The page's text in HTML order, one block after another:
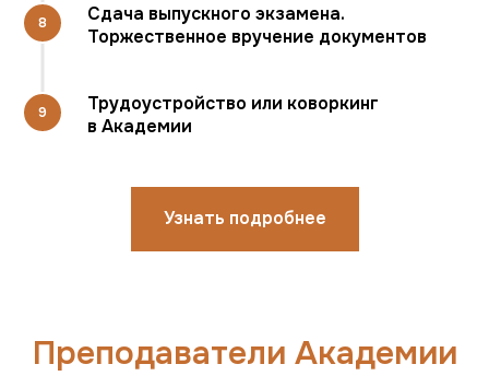
Сдача выпускного экзамена.
Торжественное вручение документов
Трудоустройство или коворкинг
в Академии
Узнать подробнее
Преподаватели Академии